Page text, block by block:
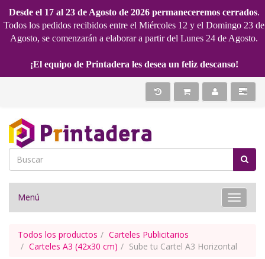
Desde el 17 al 23 de Agosto de 2026 permaneceremos cerrados.
Todos los pedidos recibidos entre el Miércoles 12 y el Domingo 23 de
Agosto, se comenzarán a elaborar a partir del Lunes 24 de Agosto.
¡El equipo de Printadera les desea un feliz descanso!
Toggle
Menú
Todos los productos
Carteles Publicitarios
Carteles A3 (42x30 cm)
Sube tu Cartel A3 Horizontal